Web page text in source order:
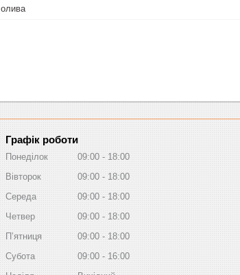
олива
Графік роботи
Понеділок 09:00
18:00
Вівторок
09:00
18:00
Середа
09:00
18:00
Четвер
09:00
18:00
Пʼятниця
09:00
18:00
Субота
09:00
16:00